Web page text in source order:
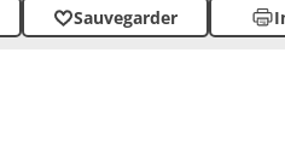
Sauvegarder